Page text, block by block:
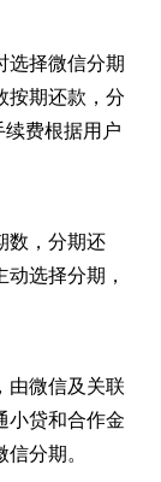
选择微信分期
按期还款，分
费根据用户
数，分期还
选择分期，
由微信及关联
小贷和合作金
分期。